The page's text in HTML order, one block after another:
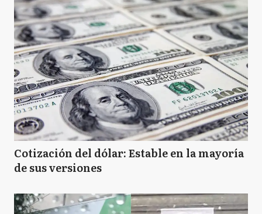
Cotización del dólar: Estable en la mayoría
de sus versiones